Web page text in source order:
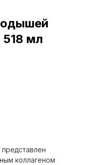
518 мл
коллагеном